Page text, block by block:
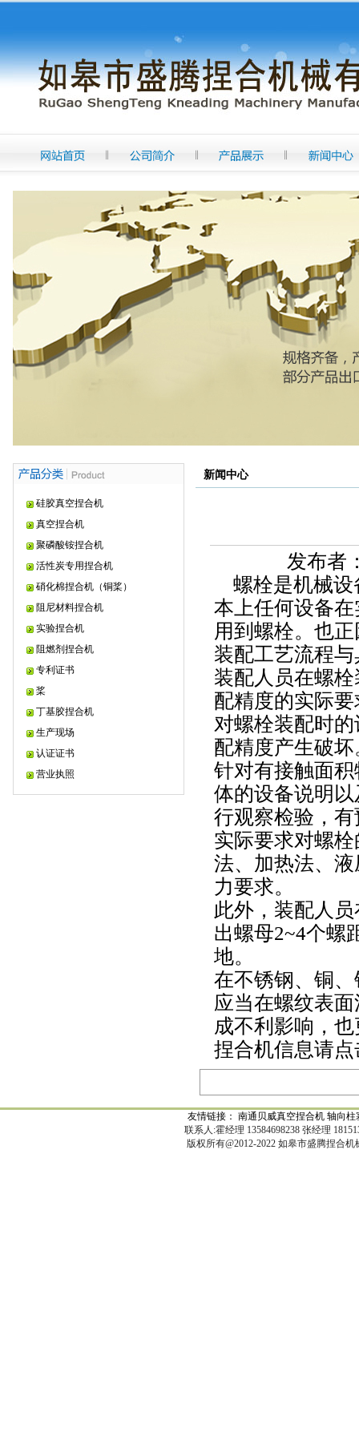
硅胶真空捏合机
真空捏合机
聚磷酸铵捏合机
活性炭专用捏合机
硝化棉捏合机（铜桨）
阻尼材料捏合机
实验捏合机
阻燃剂捏合机
专利证书
桨
丁基胶捏合机
生产现场
认证证书
营业执照
新闻中心
发布者
螺栓是机械设
本上任何设备
用到螺栓。也
装配工艺流程
装配人员在螺
配精度的实际
对螺栓装配时
配精度产生破坏
针对有接触面
体的设备说明
行观察检验，
实际要求对螺
法、加热法、
力要求。
此外，装配人
出螺母2~4个螺
地。
在不锈钢、铜
应当在螺纹表
成不利影响，
捏合机信息请点
友情链接： 南通贝威真空捏合机 轴向柱
联系人:霍经理 13584698238 张经理
版权所有@2012-2022 如皋市盛腾捏合